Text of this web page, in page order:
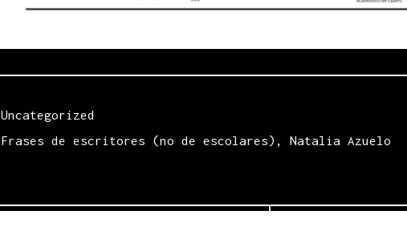
Categories
Uncategorized
Tags
Frases de escritores (no de escolares) , Natalia Azuelo